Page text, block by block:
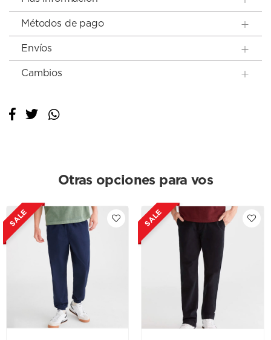
Métodos de pago
Envíos
Cambios
Otras opciones para vos
SALE SALE